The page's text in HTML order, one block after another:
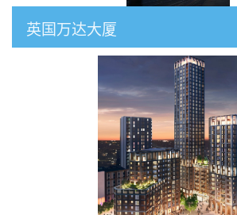
英国万达大厦